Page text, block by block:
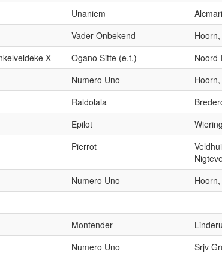
Unaniem
Vader Onbekend Hoorn,
X Ogano Sitte (e.t.)
Numero Uno Hoorn,
Raldolala
Epilot
Pierrot
Numero Uno Hoorn,
Montender
Numero Uno Srjv